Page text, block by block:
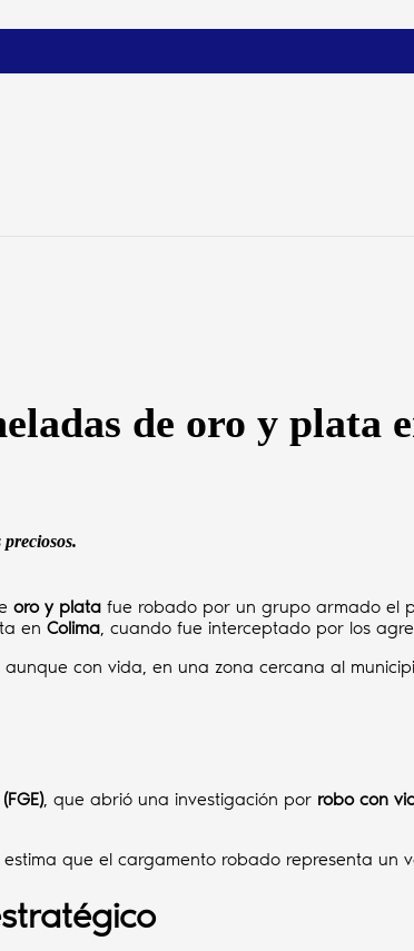
de oro y plata
oro y plata fue robado por un grupo armado el
en Colima, cuando fue interceptado por los
con vida, en una zona cercana al
, que abrió una investigación por robo con
que el cargamento robado representa un